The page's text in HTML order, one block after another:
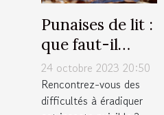
Punaises de lit :
que faut-il
savoir sur la
lutte
antiparasitaire ?
24 octobre 2023 20:50
Rencontrez-vous des
difficultés à éradiquer